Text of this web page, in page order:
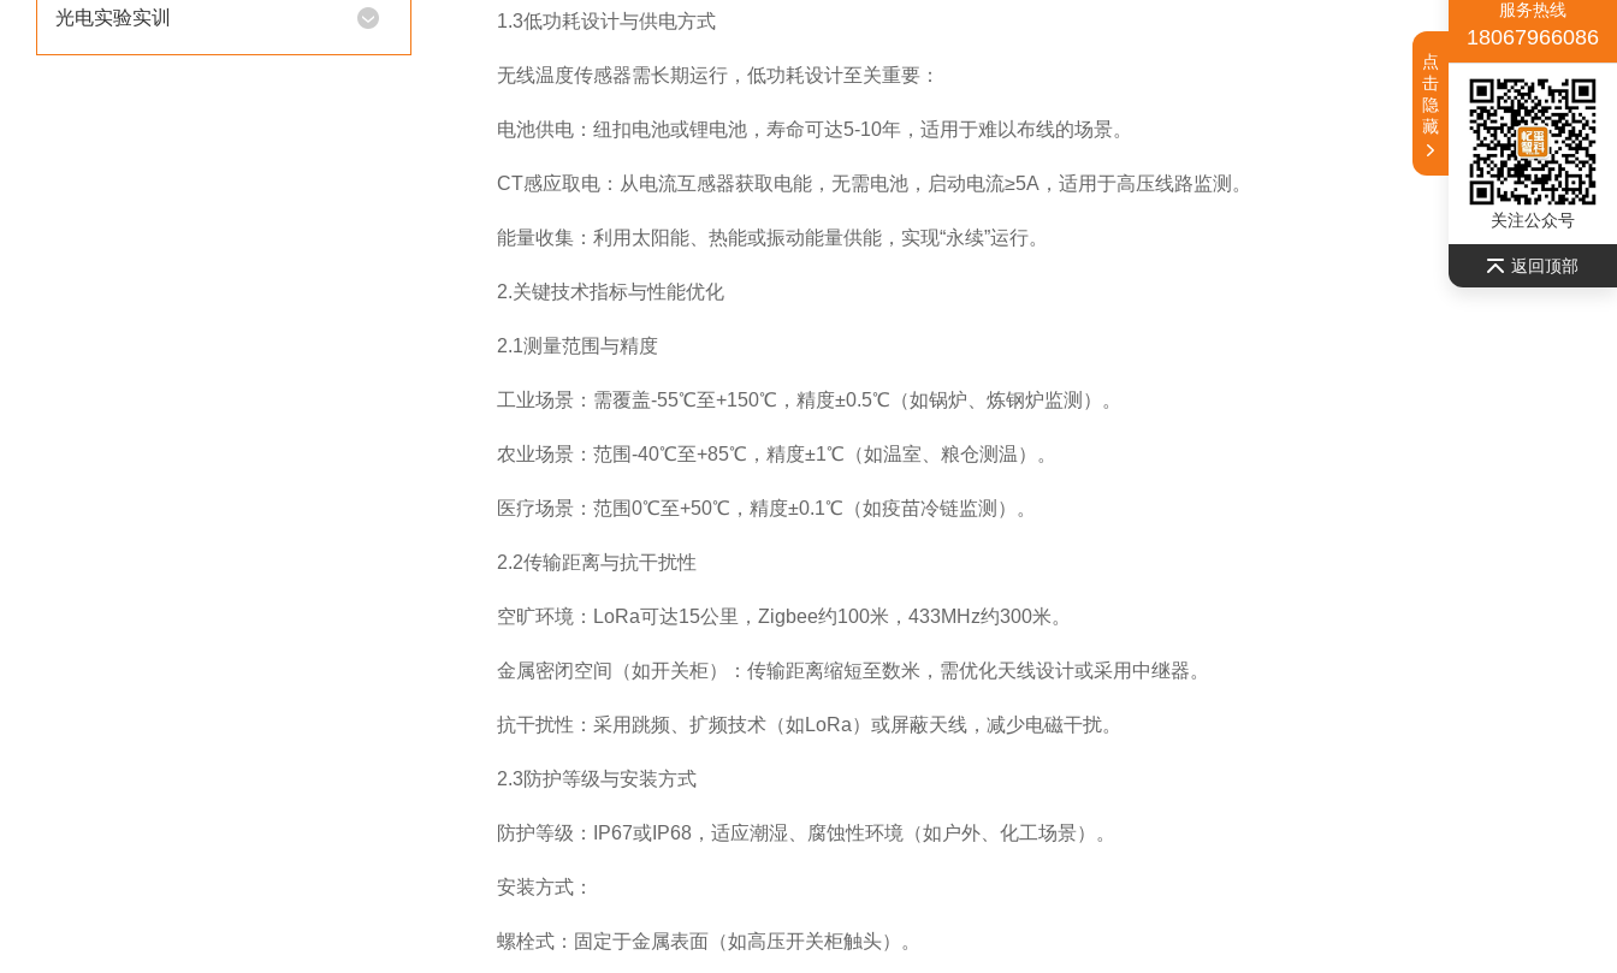
光电实验实训 1.3低功耗设计与供电方式
无线温度传感器需长期运行，低功耗设计至关重要：
电池供电：纽扣电池或锂电池，寿命可达5-10年，适用于难以布线的场景。
CT感应取电：从电流互感器获取电能，无需电池，启动电流≥5A，适用于高压线路监测。
能量收集：利用太阳能、热能或振动能量供能，实现“永续”运行。
2.关键技术指标与性能优化
2.1测量范围与精度
工业场景：需覆盖-55℃至+150℃，精度±0.5℃（如锅炉、炼钢炉监测）。
农业场景：范围-40℃至+85℃，精度±1℃（如温室、粮仓测温）。
医疗场景：范围0℃至+50℃，精度±0.1℃（如疫苗冷链监测）。
2.2传输距离与抗干扰性
空旷环境：LoRa可达15公里，Zigbee约100米，433MHz约300米。
金属密闭空间（如开关柜）：传输距离缩短至数米，需优化天线设计或采用中继器。
抗干扰性：采用跳频、扩频技术（如LoRa）或屏蔽天线，减少电磁干扰。
2.3防护等级与安装方式
防护等级：IP67或IP68，适应潮湿、腐蚀性环境（如户外、化工场景）。
安装方式：
螺栓式：固定于金属表面（如高压开关柜触头）。
服务热线
18067966086
关注公众号
返回顶部
点
击
隐
藏